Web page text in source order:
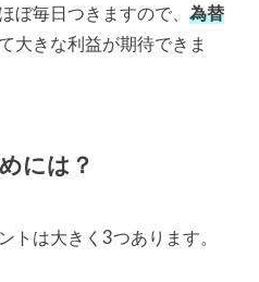
ぼ毎日つきますので、為替
大きな利益が期待できま
には？
トは大きく3つあります。